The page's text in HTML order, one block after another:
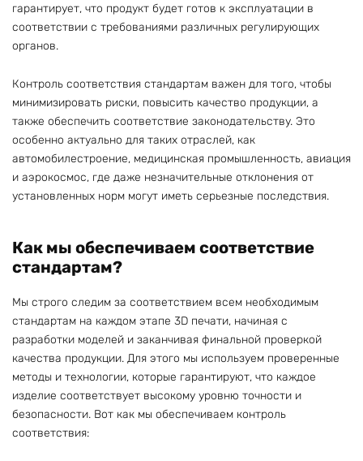
гарантирует, что продукт будет готов к эксплуатации в
соответствии с требованиями различных регулирующих
органов.
Контроль соответствия стандартам важен для того, чтобы
минимизировать риски, повысить качество продукции, а
также обеспечить соответствие законодательству. Это
особенно актуально для таких отраслей, как
автомобилестроение, медицинская промышленность, авиация
и аэрокосмос, где даже незначительные отклонения от
установленных норм могут иметь серьезные последствия.
Как мы обеспечиваем соответствие
стандартам?
Мы строго следим за соответствием всем необходимым
стандартам на каждом этапе 3D печати, начиная с
разработки моделей и заканчивая финальной проверкой
качества продукции. Для этого мы используем проверенные
методы и технологии, которые гарантируют, что каждое
изделие соответствует высокому уровню точности и
безопасности. Вот как мы обеспечиваем контроль
соответствия: